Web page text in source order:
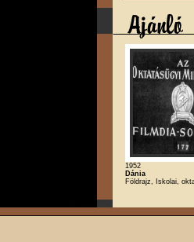
1952
Dánia
Földrajz, Iskolai,